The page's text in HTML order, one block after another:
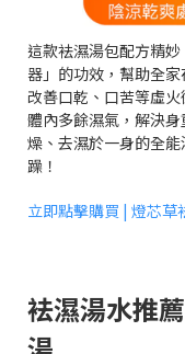
這款袪濕湯包配方精
器」的功效，幫助全
改善口乾、口苦等虛
體內多餘濕氣，解決
燥、去濕於一身的全
躁！
立即點擊購買 | 燈芯草
袪濕湯水推